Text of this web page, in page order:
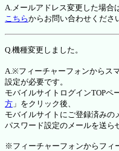
A.メールアドレス変更した場合
こちらからお問い合わせくださ
Q.機種変更しました。
A.※フィーチャーフォンからス
設定が必要です。
モバイルサイトログインTOPペ
方 」をクリック後、
モバイルサイトにご登録済みの
パスワード設定のメールを送ら
※フィーチャーフォンからフィ